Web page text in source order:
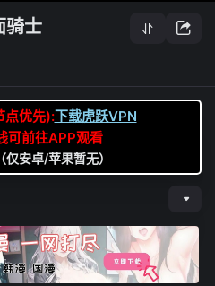
骑士
点优先):下载虎跃VPN
可前往APP观看
安卓/苹果暂无）